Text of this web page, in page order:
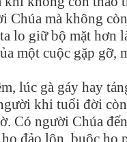
mà không
lo giữ bộ mặt hơn
một cuộc gặp gỡ,
lúc gà gáy hay
khi tuổi đời
Có người Chúa
đảo lộn, buộc họ